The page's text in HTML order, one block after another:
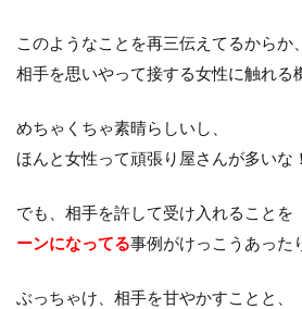
このようなことを再三伝えてるからか、
相手を思いやって接する女性に触れる
めちゃくちゃ素晴らしいし、
ほんと女性って頑張り屋さんが多いな
でも、相手を許して受け入れることを
ーンになってる事例がけっこうあった
ぶっちゃけ、相手を甘やかすことと、